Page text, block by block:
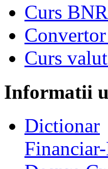
Curs
Curs
Informatii
Dictionar